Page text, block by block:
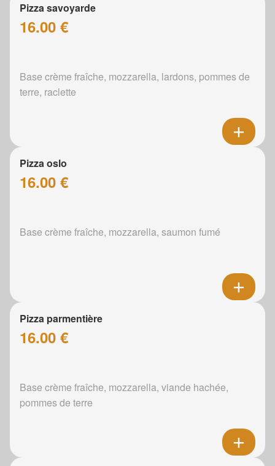
Pizza savoyarde
16.00 €
Base crème fraîche, mozzarella, lardons, pommes de
terre, raclette
Pizza oslo
16.00 €
Base crème fraîche, mozzarella, saumon fumé
Pizza parmentière
16.00 €
Base crème fraîche, mozzarella, viande hachée,
pommes de terre